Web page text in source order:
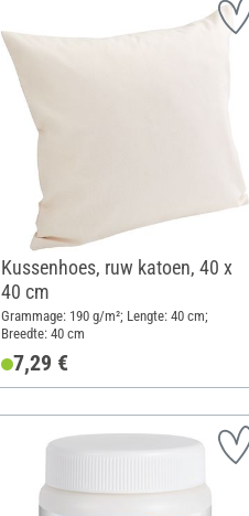
Kussenhoes, ruw katoen, 40 x
40 cm
Grammage: 190 g/m²; Lengte: 40 cm;
Breedte: 40 cm
7,29 €